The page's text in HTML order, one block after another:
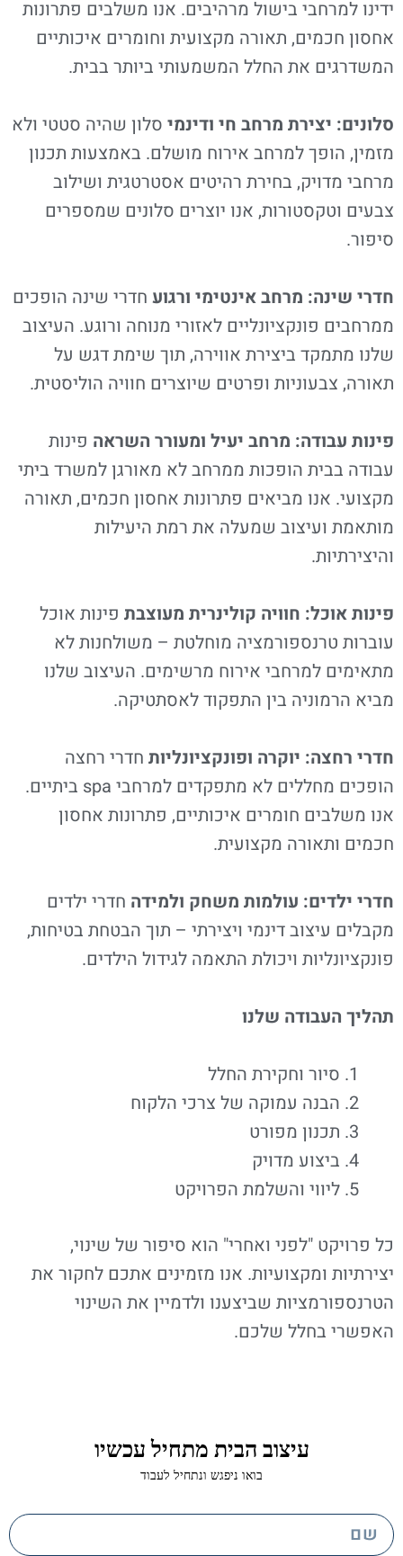
ידינו למרחבי בישול מרהיבים. אנו משלבים פתרונות
אחסון חכמים, תאורה מקצועית וחומרים איכותיים
המשדרגים את החלל המשמעותי ביותר בבית.
סלונים: יצירת מרחב חי ודינמי סלון שהיה סטטי ולא
מזמין, הופך למרחב אירוח מושלם. באמצעות תכנון
מרחבי מדויק, בחירת רהיטים אסטרטגית ושילוב
צבעים וטקסטורות, אנו יוצרים סלונים שמספרים
סיפור.
חדרי שינה: מרחב אינטימי ורגוע חדרי שינה הופכים
ממרחבים פונקציונליים לאזורי מנוחה ורוגע. העיצוב
שלנו מתמקד ביצירת אווירה, תוך שימת דגש על
תאורה, צבעוניות ופרטים שיוצרים חוויה הוליסטית.
פינות עבודה: מרחב יעיל ומעורר השראה פינות
עבודה בבית הופכות ממרחב לא מאורגן למשרד ביתי
מקצועי. אנו מביאים פתרונות אחסון חכמים, תאורה
מותאמת ועיצוב שמעלה את רמת היעילות
והיצירתיות.
פינות אוכל: חוויה קולינרית מעוצבת פינות אוכל
עוברות טרנספורמציה מוחלטת – משולחנות לא
מתאימים למרחבי אירוח מרשימים. העיצוב שלנו
מביא הרמוניה בין התפקוד לאסתטיקה.
חדרי רחצה: יוקרה ופונקציונליות חדרי רחצה
הופכים מחללים לא מתפקדים למרחבי spa ביתיים.
אנו משלבים חומרים איכותיים, פתרונות אחסון
חכמים ותאורה מקצועית.
חדרי ילדים: עולמות משחק ולמידה חדרי ילדים
מקבלים עיצוב דינמי ויצירתי – תוך הבטחת בטיחות,
פונקציונליות ויכולת התאמה לגידול הילדים.
תהליך העבודה שלנו
סיור וחקירת החלל
הבנה עמוקה של צרכי הלקוח
תכנון מפורט
ביצוע מדויק
ליווי והשלמת הפרויקט
כל פרויקט "לפני ואחרי" הוא סיפור של שינוי,
יצירתיות ומקצועיות. אנו מזמינים אתכם לחקור את
הטרנספורמציות שביצענו ולדמיין את השינוי
האפשרי בחלל שלכם.
עיצוב הבית מתחיל עכשיו
בואו ניפגש ונתחיל לעבוד
n